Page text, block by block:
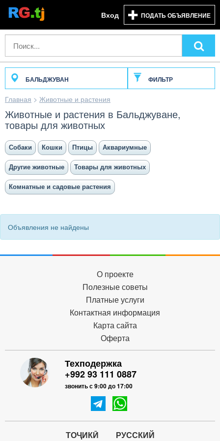
Вход ПОДАТЬ ОБЪЯВЛЕНИЕ
БАЛЬДЖУВАН ФИЛЬТР
Главная > Животные и растения
Животные и растения в Бальджуване,
товары для животных
Собаки Кошки Птицы Аквариумные
Другие животные Товары для животных
Комнатные и садовые растения
Объявления не найдены
О проекте
Полезные советы
Платные услуги
Контактная информация
Карта сайта
Оферта
Техподержка
+992 93 111 0887
звонить с 9:00 до 17:00
ТОҶИКӢ РУССКИЙ